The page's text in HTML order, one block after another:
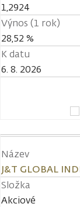
1,2924
Výnos (1 rok)
28,52 %
K datu
6. 8. 2026
Název
J&T GLOBAL
Složka
Akciové